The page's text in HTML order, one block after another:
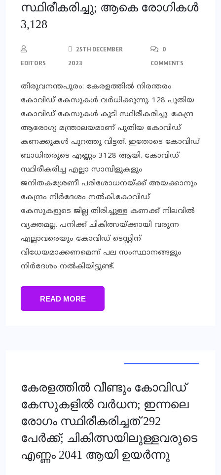
സ്ഥിരീകരിച്ചു; ആകെ രോഗികള്‍
3,128
EDITORS
25TH DECEMBER
2023
0
COMMENTS
തിരുവനന്തപുരം: കേരളത്തില്‍ നിരന്തരം
കോവിഡ് കേസുകള്‍ വര്‍ധിക്കുന്നു. 128 പുതിയ
കോവിഡ് കേസുകള്‍ കൂടി സ്ഥിരീകരിച്ചു. കേന്ദ്ര
ആരോഗ്യ മന്ത്രാലയമാണ് പുതിയ കോവിഡ്
കണക്കുകള്‍ പുറത്തു വിട്ടത്. ഇതോടെ കോവിഡ്
ബാധിതരുടെ എണ്ണം 3128 ആയി. കോവിഡ്
സ്ഥിരീകരിച്ച എല്ലാ സാമ്പിളുകളും
ജനിതകശ്രേണീ പരിശോധനയ്ക്ക് അയക്കാനും
കേന്ദ്രം നിര്‍ദേശം നല്‍കി.കോവിഡ്
കേസുകളുടെ ജില്ല തിരിച്ചുള്ള കണക്ക് നിലവില്‍
വ്യക്തമല്ല. പനിക്ക് ചികിത്സയ്ക്കായി വരുന്ന
എല്ലാവരെയും കോവിഡ് ടെസ്റ്റിന്
വിധേയമാക്കണമെന്ന് പല സംസ്ഥാനങ്ങളും
നിര്‍ദേശം നല്‍കിയിട്ടുണ്ട്.
READ MORE
കേരളത്തില്‍ വീണ്ടും കോവിഡ്
കേസുകളില്‍ വര്‍ധന; ഇന്നലെ
രോഗം സ്ഥിരീകരിച്ചത് 292
പേര്‍ക്ക്; ചികിത്സയിലുള്ളവരുടെ
എണ്ണം 2041 ആയി ഉയര്‍ന്നു